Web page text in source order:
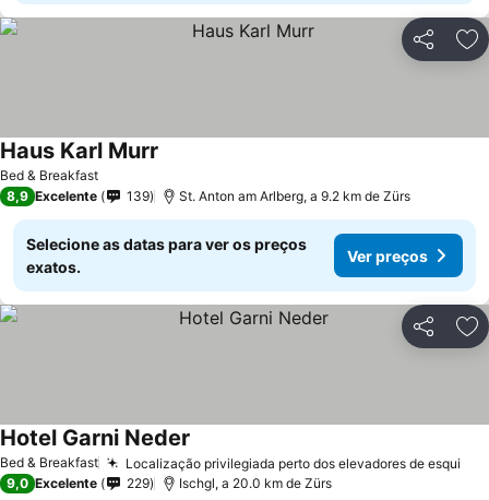
Partilhar
Bed & Breakfast
Haus Karl Murr
8,9 Excelente 139 St. Anton am Arlberg, a 9.2 km de Zürs
Selecione as datas para ver os preços
exatos.
Ver preços
Partilhar
Bed & Breakfast Localização privilegiada perto dos elevadores de esqui
Hotel Garni Neder
9,0 Excelente 229 Ischgl, a 20.0 km de Zürs